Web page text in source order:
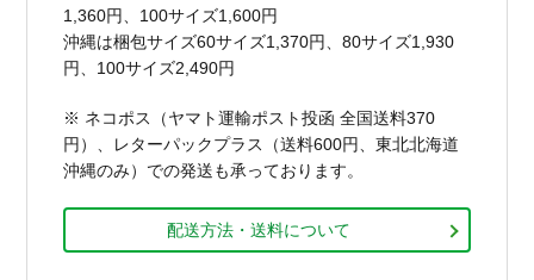
1,360円、100サイズ1,600円
沖縄は梱包サイズ60サイズ1,370円、80サイズ1,930
円、100サイズ2,490円
※ ネコポス（ヤマト運輸ポスト投函 全国送料370
円）、レターパックプラス（送料600円、東北北海道
沖縄のみ）での発送も承っております。
配送方法・送料について